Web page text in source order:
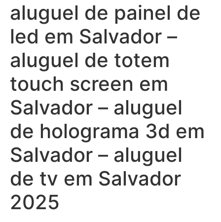
aluguel de painel de
led em Salvador –
aluguel de totem
touch screen em
Salvador – aluguel
de holograma 3d em
Salvador – aluguel
de tv em Salvador
2025